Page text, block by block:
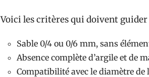
Voici les critères qui doivent
Sable 0/4 ou 0/6 mm, sans
Absence complète d’argile et de
Compatibilité avec le diamètre de